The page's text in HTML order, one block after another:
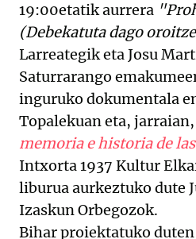
19:00etatik aurrera
(Debekatuta dago
Larreategik eta Josu
Saturrarango
inguruko dokumentala
Topalekuan eta, jarraian,
memoria e historia de
Intxorta 1937 Kultur
liburua aurkeztuko dute
Izaskun Orbegozok.
Bihar proiektatuko